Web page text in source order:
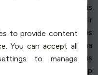
su įtakingais
socialinį įrodymą ir
Dalijimasis tikrais
patikimumą ir stiprina
stygiaus
pateikdami kaip
to provide content
You can accept all
to manage